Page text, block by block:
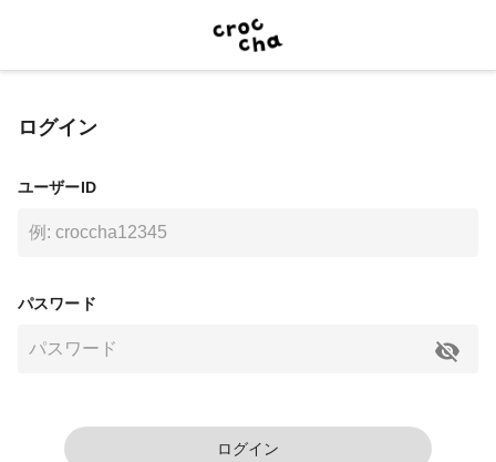
ログイン
ユーザーID
パスワード
ログイン